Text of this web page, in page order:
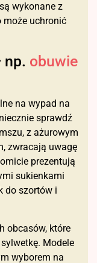
wykonane z
może uchronić
np. obuwie
na wypad na
sprawdź
z ażurowym
zwracają uwagę
prezentują
sukienkami
do szortów i
obcasów, które
Modele
wyborem na